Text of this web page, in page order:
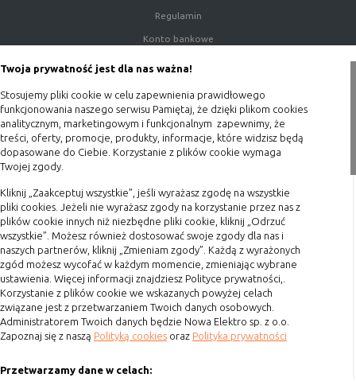
Twoja prywatność jest dla nas ważna!
Stosujemy pliki cookie w celu zapewnienia prawidłowego
funkcjonowania naszego serwisu Pamiętaj, że dzięki plikom cookies
analitycznym, marketingowym i funkcjonalnym zapewnimy, że
treści, oferty, promocje, produkty, informacje, które widzisz będą
dopasowane do Ciebie. Korzystanie z plików cookie wymaga
Twojej zgody.
Kliknij „Zaakceptuj wszystkie”, jeśli wyrażasz zgodę na wszystkie
pliki cookies. Jeżeli nie wyrażasz zgody na korzystanie przez nas z
plików cookie innych niż niezbędne pliki cookie, kliknij „Odrzuć
wszystkie”. Możesz również dostosować swoje zgody dla nas i
naszych partnerów, kliknij „Zmieniam zgody”. Każdą z wyrażonych
zgód możesz wycofać w każdym momencie, zmieniając wybrane
ustawienia. Więcej informacji znajdziesz Polityce prywatności,.
Korzystanie z plików cookie we wskazanych powyżej celach
związane jest z przetwarzaniem Twoich danych osobowych.
Administratorem Twoich danych będzie Nowa Elektro sp. z o.o.
Zapoznaj się z naszą Polityką cookies oraz Polityka prywatności
Przetwarzamy dane w celach:
umożliwiają ustawienia funkcji i usług
i niezawodność
serwisu
autentyczności oraz optymalizację
wydajności serwisu
Uwierzytelnianie umożliwiają informowanie gdy
użytkownik jest zalogowany, dzięki
odpowiednie informacje i funkcje
Stan sesji
umożliwiają zapisywanie informacji o
tym, jak użytkownicy korzystają z
witryny. Mogą one dotyczyć najczęściej
odwiedzanych stron lub ewentualnych
komunikatów o błędach
wyświetlanych na niektórych stronach.
Pliki cookie służące do zapisywania
tzw. "stanu sesji" pomagają ulepszać
usługi i zwiększać komfort
Regulamin
Konto bankowe
Blog
Zakupy
Terminy realizacji
Koszty przesyłki
Dostawa
Reklamacje
Zwrot towaru
Kontakt
Szybki kontakt